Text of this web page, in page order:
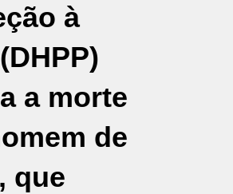
à
a morte
de
que